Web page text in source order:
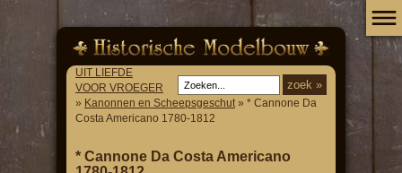
UIT LIEFDE
VOOR VROEGER
» Kanonnen en Scheepsgeschut» * Cannone Da
Costa Americano 1780-1812
* Cannone Da Costa Americano